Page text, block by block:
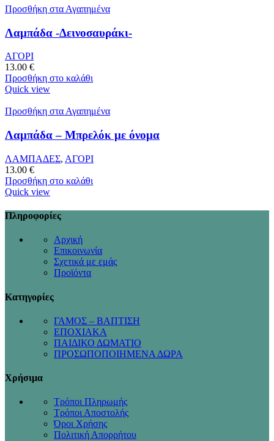
Προσθήκη στα Αγαπημένα
Λαμπάδα -Δεινοσαυράκι-
ΑΓΟΡΙ
13.00 €
Προσθήκη στο καλάθι
Quick view
Προσθήκη στα Αγαπημένα
Λαμπάδα – Μπρελόκ με όνομα
ΛΑΜΠΑΔΕΣ, ΑΓΟΡΙ
13.00 €
Προσθήκη στο καλάθι
Quick view
Πληροφορίες
Αρχική
Επικοινωνία
Σχετικά με εμάς
Προϊόντα
Κατηγορίες
ΓΑΜΟΣ – ΒΑΠΤΙΣΗ
ΕΠΟΧΙΑΚΑ
ΠΑΙΔΙΚΟ ΔΩΜΑΤΙΟ
ΠΡΟΣΩΠΟΠΟΙΗΜΕΝΑ ΔΩΡΑ
Χρήσιμα
Τρόποι Πληρωμής
Τρόποι Αποστολής
Όροι Χρήσης
Πολιτική Απορρήτου